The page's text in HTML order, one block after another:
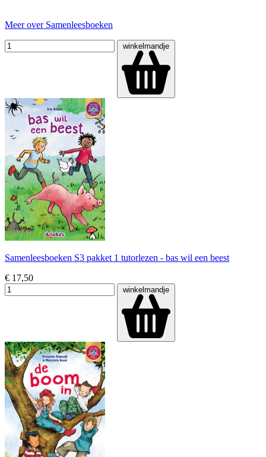
Meer over Samenleesboeken
winkelmandje
Samenleesboeken S3 pakket 1 tutorlezen - bas wil een beest
€ 17,50
winkelmandje